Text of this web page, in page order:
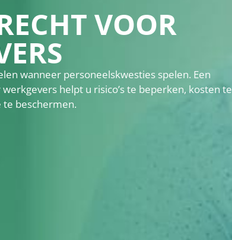
VOOR
wanneer personeelskwesties spelen. Een
helpt u risico’s te beperken, kosten te
beschermen.